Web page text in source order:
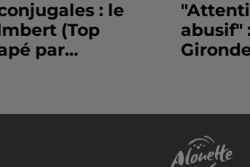
: le
(Top
par...
abusif"